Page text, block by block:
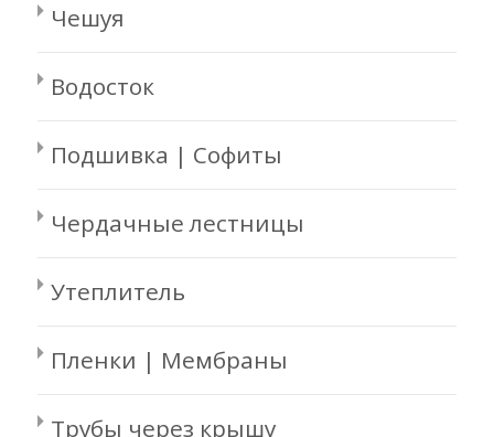
Чешуя
Водосток
Подшивка | Софиты
Чердачные лестницы
Утеплитель
Пленки | Мембраны
Трубы через крышу